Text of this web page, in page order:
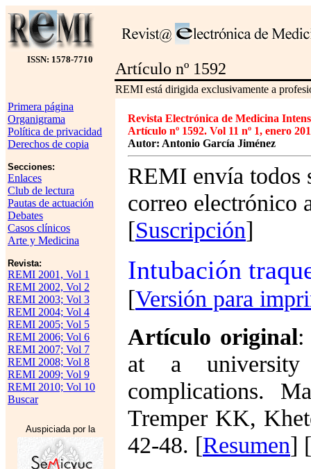
ISSN: 1578-7710
Artículo nº 1592
REMI está dirigida exclusivamente a
Primera página
Organigrama
Política de privacidad
Derechos de copia
Secciones:
Enlaces
Club de lectura
Pautas de actuación
Debates
Casos clínicos
Arte y Medicina
Revista:
REMI 2001, Vol 1
REMI 2002, Vol 2
REMI 2003; Vol 3
REMI 2004; Vol 4
REMI 2005; Vol 5
REMI 2006; Vol 6
REMI 2007; Vol 7
REMI 2008; Vol 8
REMI 2009; Vol 9
REMI 2010; Vol 10
Buscar
Auspiciada por la
Revista Electrónica de Medicina
Artículo nº 1592. Vol 11 nº 1, enero
Autor: Antonio García Jiménez
REMI envía todos
correo electrónico
[Suscripción]
Intubación
[Versión para
Artículo original:
at a university
complications.
Tremper KK,
42-48. [Resumen] [